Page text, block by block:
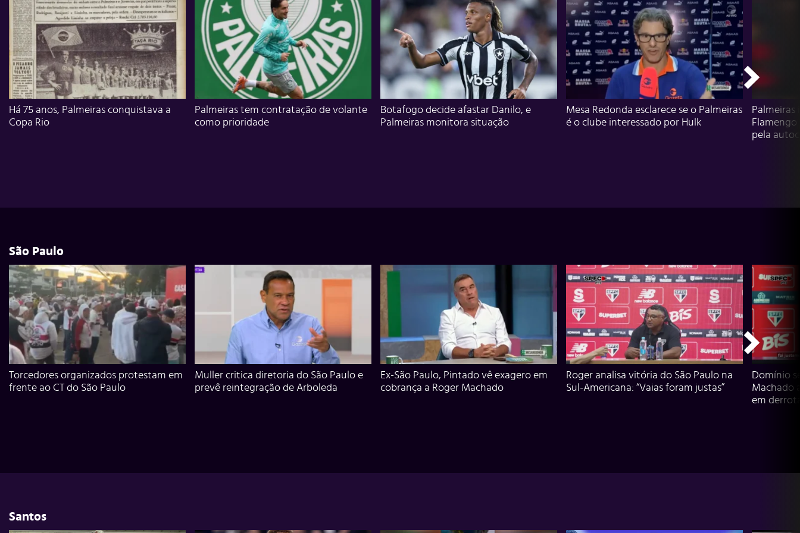
Há 75 anos, Palmeiras conquistava a
Copa Rio
Palmeiras tem contratação de volante
como prioridade
Botafogo decide afastar Danilo, e
Palmeiras monitora situação
Mesa Redonda esclarece se o Palmeiras
é o clube interessado por Hulk
Flamengo
pela
São Paulo
Torcedores organizados protestam em
frente ao CT do São Paulo
Muller critica diretoria do São Paulo e
prevê reintegração de Arboleda
Ex-São Paulo, Pintado vê exagero em
cobrança a Roger Machado
Roger analisa vitória do São Paulo na
Sul-Americana: “Vaias foram justas”
Domínio
Machado
em
Santos